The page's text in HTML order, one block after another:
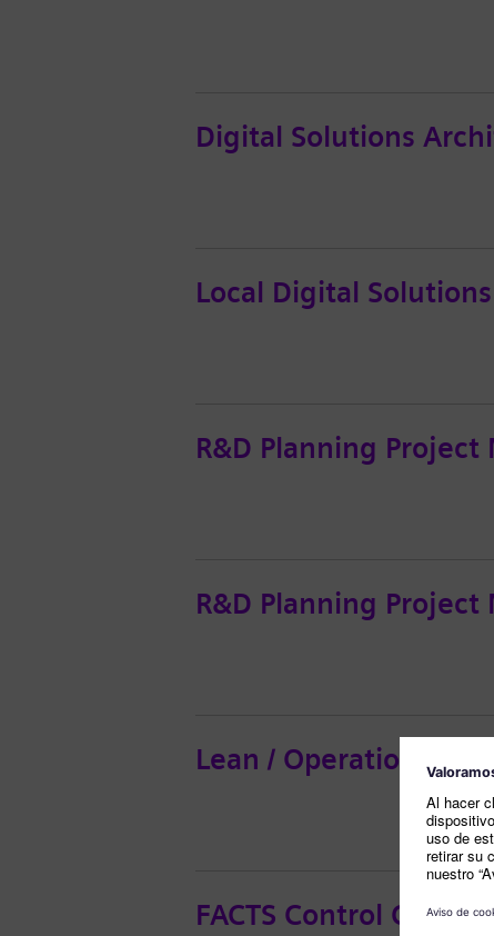
Digital Solutions
Local Digital
R&D Planning
R&D Planning Project
Lean / Operational
FACTS Control